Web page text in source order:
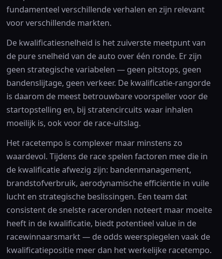
fundamenteel verschillende verhalen en zijn relevant
voor verschillende markten.
De kwalificatiesnelheid is het zuiverste meetpunt van
de pure snelheid van de auto over één ronde. Er zijn
geen strategische variabelen — geen pitstops, geen
bandenslijtage, geen verkeer. De kwalificatie-rangorde
is daarom de meest betrouwbare voorspeller voor de
startopstelling en, bij stratencircuits waar inhalen
moeilijk is, ook voor de race-uitslag.
Het racetempo is complexer maar minstens zo
waardevol. Tijdens de race spelen factoren mee die in
de kwalificatie afwezig zijn: bandenmanagement,
brandstofverbruik, aerodynamische efficiëntie in vuile
lucht en strategische beslissingen. Een team dat
consistent de snelste raceronden noteert maar moeite
heeft in de kwalificatie, biedt potentieel value in de
racewinnaarsmarkt — de odds weerspiegelen vaak de
kwalificatiepositie meer dan het werkelijke racetempo.